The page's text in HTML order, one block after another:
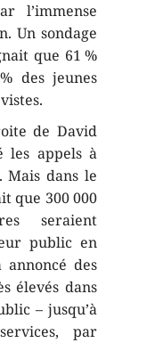
l’immense
Un sondage
que 61 %
des jeunes
de David
les appels à
Mais dans le
que 300 000
seraient
public en
annoncé des
élevés dans
– jusqu’à
par